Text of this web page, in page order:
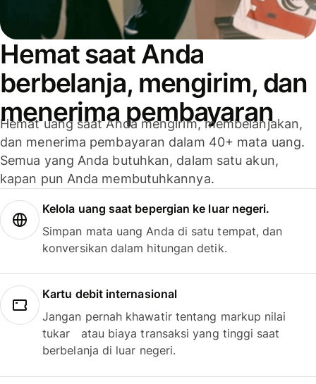
Hemat saat Anda
berbelanja, mengirim, dan
menerima pembayaran
Hemat uang saat Anda mengirim, membelanjakan,
dan menerima pembayaran dalam 40+ mata uang.
Semua yang Anda butuhkan, dalam satu akun,
kapan pun Anda membutuhkannya.
Kelola uang saat bepergian ke luar negeri.
Simpan mata uang Anda di satu tempat, dan
konversikan dalam hitungan detik.
Kartu debit internasional
Jangan pernah khawatir tentang markup nilai
tukar atau biaya transaksi yang tinggi saat
berbelanja di luar negeri.